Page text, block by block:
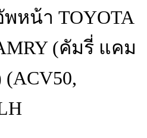
พหน้า TOYOTA
(คัมรี่ แคม
(ACV50,